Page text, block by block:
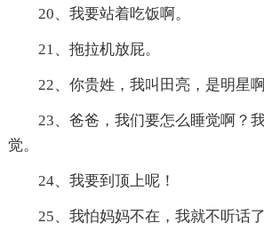
20、我要站着吃饭啊。
21、拖拉机放屁。
22、你贵姓，我叫田亮，是明星啊
23、爸爸，我们要怎么睡觉啊？
觉。
24、我要到顶上呢！
25、我怕妈妈不在，我就不听话了